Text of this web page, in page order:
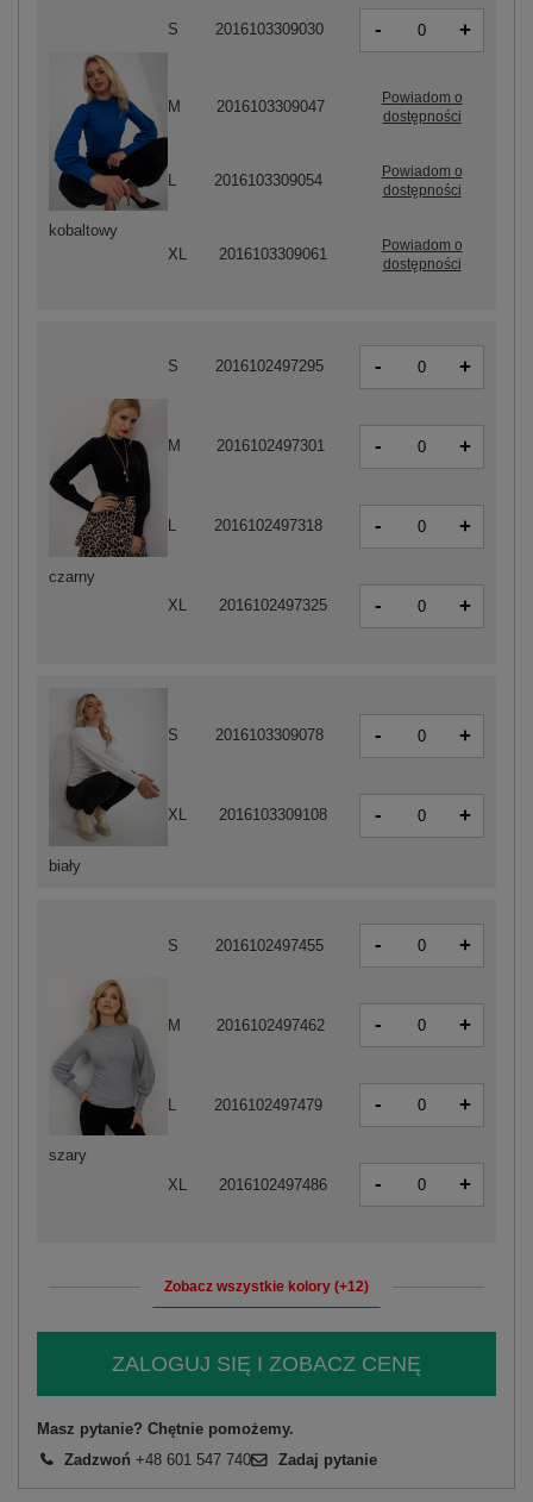
czarny
S 2016102497295 - +
M 2016102497301 - +
L 2016102497318 - +
XL 2016102497325 - +
biały
S 2016103309078 - +
XL 2016103309108 - +
szary
S 2016102497455 - +
M 2016102497462 - +
L 2016102497479 - +
XL 2016102497486 - +
kobaltowy
S 2016103309030 - +
M 2016103309047
Powiadom o
dostępności
2016103309054
Powiadom o
dostępności
XL 2016103309061
Powiadom o
dostępności
Zobacz wszystkie kolory (+12)
ZALOGUJ SIĘ I ZOBACZ CENĘ
Masz pytanie? Chętnie pomożemy.
Zadzwoń +48 601 547 740 Zadaj pytanie